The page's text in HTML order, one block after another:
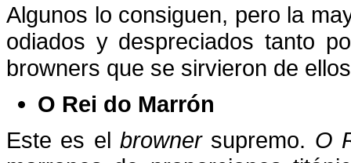
Algunos lo consiguen, pero la
odiados y despreciados tanto
browners que se sirvieron de
O Rei do Marrón
Este es elbrownersupremo. O